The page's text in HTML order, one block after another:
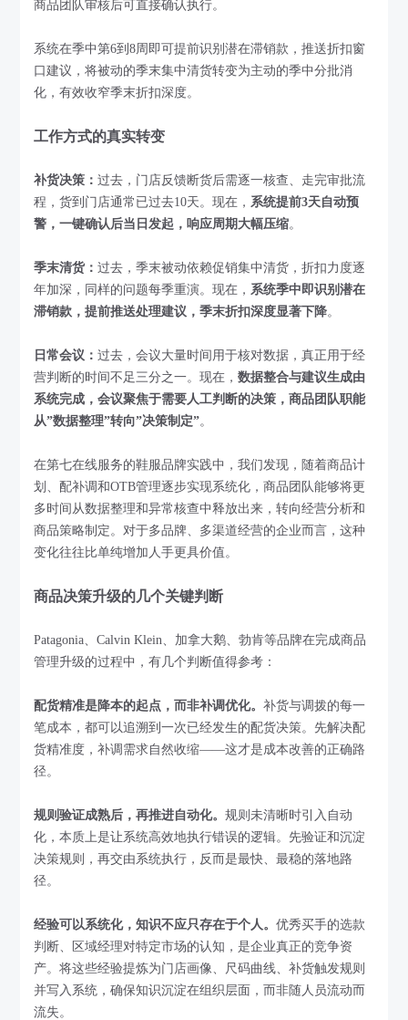
商品团队审核后可直接确认执行。
系统在季中第6到8周即可提前识别潜在滞销款，推送折扣窗
口建议，将被动的季末集中清货转变为主动的季中分批消
化，有效收窄季末折扣深度。
工作方式的真实转变
补货决策：过去，门店反馈断货后需逐一核查、走完审批流
程，货到门店通常已过去10天。现在， 系统提前3天自动预
警，一键确认后当日发起，响应周期大幅压缩。
季末清货：过去，季末被动依赖促销集中清货，折扣力度逐
年加深，同样的问题每季重演。现在， 系统季中即识别潜在
滞销款，提前推送处理建议，季末折扣深度显著下降。
日常会议：过去，会议大量时间用于核对数据，真正用于经
营判断的时间不足三分之一。现在，数据整合与建议生成由
系统完成，会议聚焦于需要人工判断的决策，商品团队职能
从”数据整理”转向”决策制定”。
在第七在线服务的鞋服品牌实践中，我们发现，随着商品计
划、配补调和OTB管理逐步实现系统化，商品团队能够将更
多时间从数据整理和异常核查中释放出来，转向经营分析和
商品策略制定。对于多品牌、多渠道经营的企业而言，这种
变化往往比单纯增加人手更具价值。
商品决策升级的几个关键判断
Patagonia、Calvin Klein、加拿大鹅、勃肯等品牌在完成商品
管理升级的过程中，有几个判断值得参考：
配货精准是降本的起点，而非补调优化。补货与调拨的每一
笔成本，都可以追溯到一次已经发生的配货决策。先解决配
货精准度，补调需求自然收缩——这才是成本改善的正确路
径。
规则验证成熟后，再推进自动化。规则未清晰时引入自动
化，本质上是让系统高效地执行错误的逻辑。先验证和沉淀
决策规则，再交由系统执行，反而是最快、最稳的落地路
径。
经验可以系统化，知识不应只存在于个人。优秀买手的选款
判断、区域经理对特定市场的认知，是企业真正的竞争资
产。将这些经验提炼为门店画像、尺码曲线、补货触发规则
并写入系统，确保知识沉淀在组织层面，而非随人员流动而
流失。